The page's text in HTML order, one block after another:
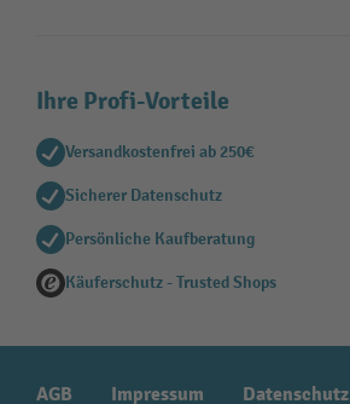
Ihre Profi-Vorteile
Versandkostenfrei ab 250€
Sicherer Datenschutz
Persönliche Kaufberatung
Käuferschutz - Trusted Shops
AGB Impressum Datenschutz